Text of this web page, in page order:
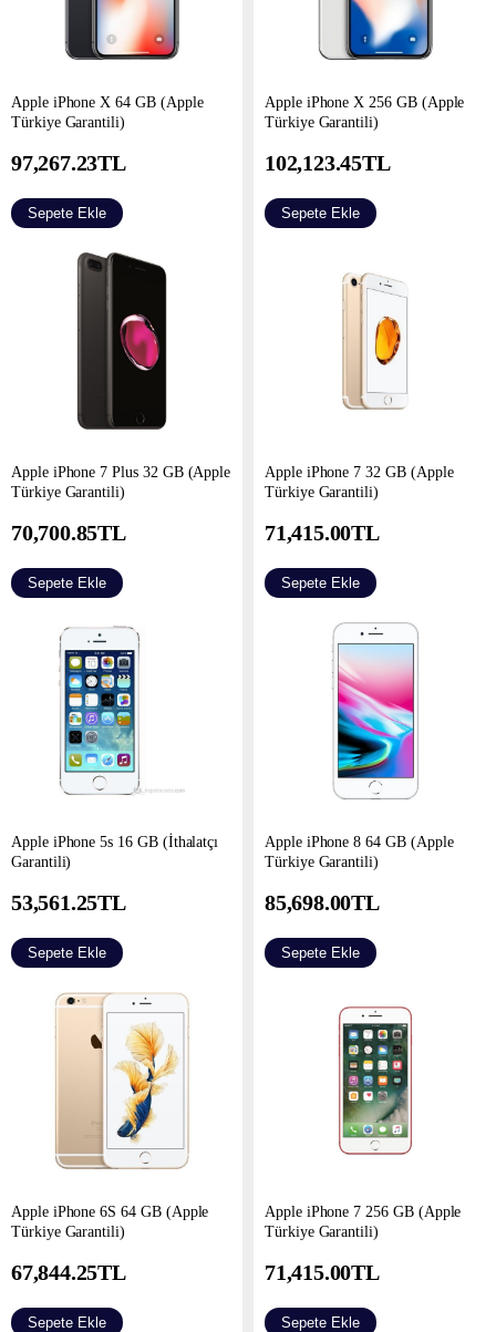
Apple iPhone X 64 GB (Apple
Türkiye Garantili)
97,267.23TL
Sepete Ekle
Apple iPhone X 256 GB (Apple
Türkiye Garantili)
102,123.45TL
Sepete Ekle
Apple iPhone 7 Plus 32 GB (Apple
Türkiye Garantili)
70,700.85TL
Sepete Ekle
Apple iPhone 7 32 GB (Apple
Türkiye Garantili)
71,415.00TL
Sepete Ekle
Apple iPhone 5s 16 GB (İthalatçı
Garantili)
53,561.25TL
Sepete Ekle
Apple iPhone 8 64 GB (Apple
Türkiye Garantili)
85,698.00TL
Sepete Ekle
Apple iPhone 6S 64 GB (Apple
Türkiye Garantili)
67,844.25TL
Sepete Ekle
Apple iPhone 7 256 GB (Apple
Türkiye Garantili)
71,415.00TL
Sepete Ekle